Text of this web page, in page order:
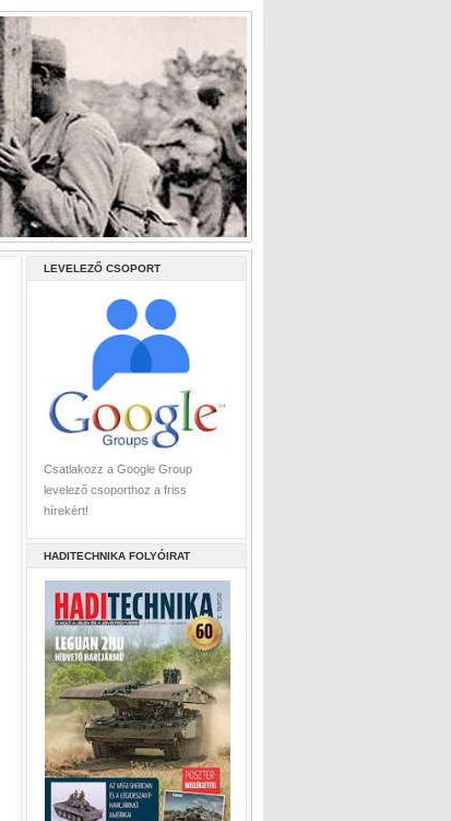
LEVELEZŐ CSOPORT
Csatlakozz a Google Group
levelező csoporthoz a friss
hírekért!
HADITECHNIKA FOLYÓIRAT